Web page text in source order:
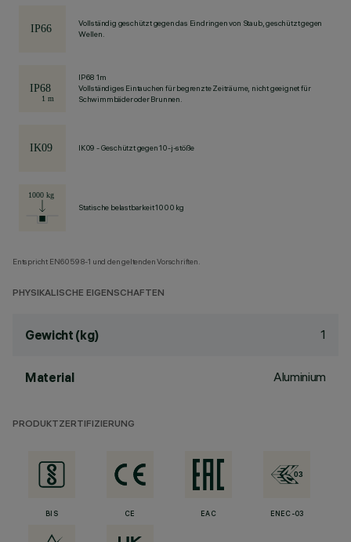
Vollständig geschützt gegen das Eindringen von Staub, geschützt gegen
Wellen.
IP68 1m
Vollständiges Eintauchen für begrenzte Zeiträume, nicht geeignet für
Schwimmbäder oder Brunnen.
IK09 - Geschützt gegen 10-j-stöße
Statische belastbarkeit 1000 kg
Entspricht EN60598-1 und den geltenden Vorschriften.
PHYSIKALISCHE EIGENSCHAFTEN
Gewicht (kg) 1
Material Aluminium
PRODUKTZERTIFIZIERUNG
BIS CE EAC ENEC-03